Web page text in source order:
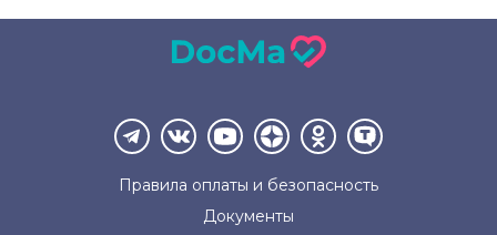
Правила оплаты и безопасность
Документы